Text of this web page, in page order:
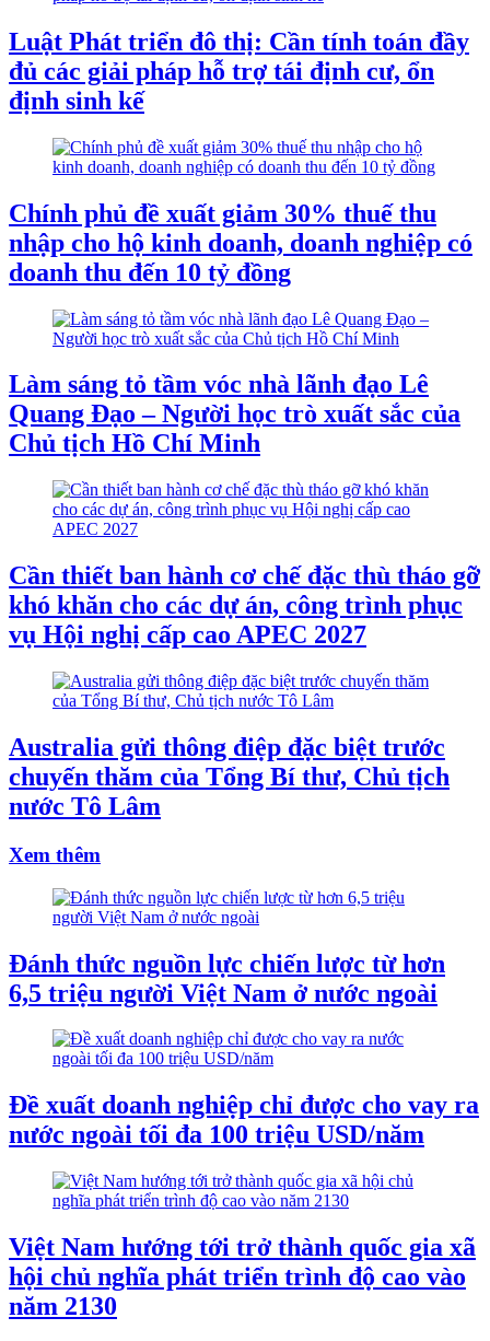
Luật Phát triển đô thị: Cần tính toán đầy
đủ các giải pháp hỗ trợ tái định cư, ổn
định sinh kế
Chính phủ đề xuất giảm 30% thuế thu
nhập cho hộ kinh doanh, doanh nghiệp có
doanh thu đến 10 tỷ đồng
Làm sáng tỏ tầm vóc nhà lãnh đạo Lê
Quang Đạo – Người học trò xuất sắc của
Chủ tịch Hồ Chí Minh
Cần thiết ban hành cơ chế đặc thù tháo gỡ
khó khăn cho các dự án, công trình phục
vụ Hội nghị cấp cao APEC 2027
Australia gửi thông điệp đặc biệt trước
chuyến thăm của Tổng Bí thư, Chủ tịch
nước Tô Lâm
Xem thêm
Đánh thức nguồn lực chiến lược từ hơn
6,5 triệu người Việt Nam ở nước ngoài
Đề xuất doanh nghiệp chỉ được cho vay ra
nước ngoài tối đa 100 triệu USD/năm
Việt Nam hướng tới trở thành quốc gia xã
hội chủ nghĩa phát triển trình độ cao vào
năm 2130